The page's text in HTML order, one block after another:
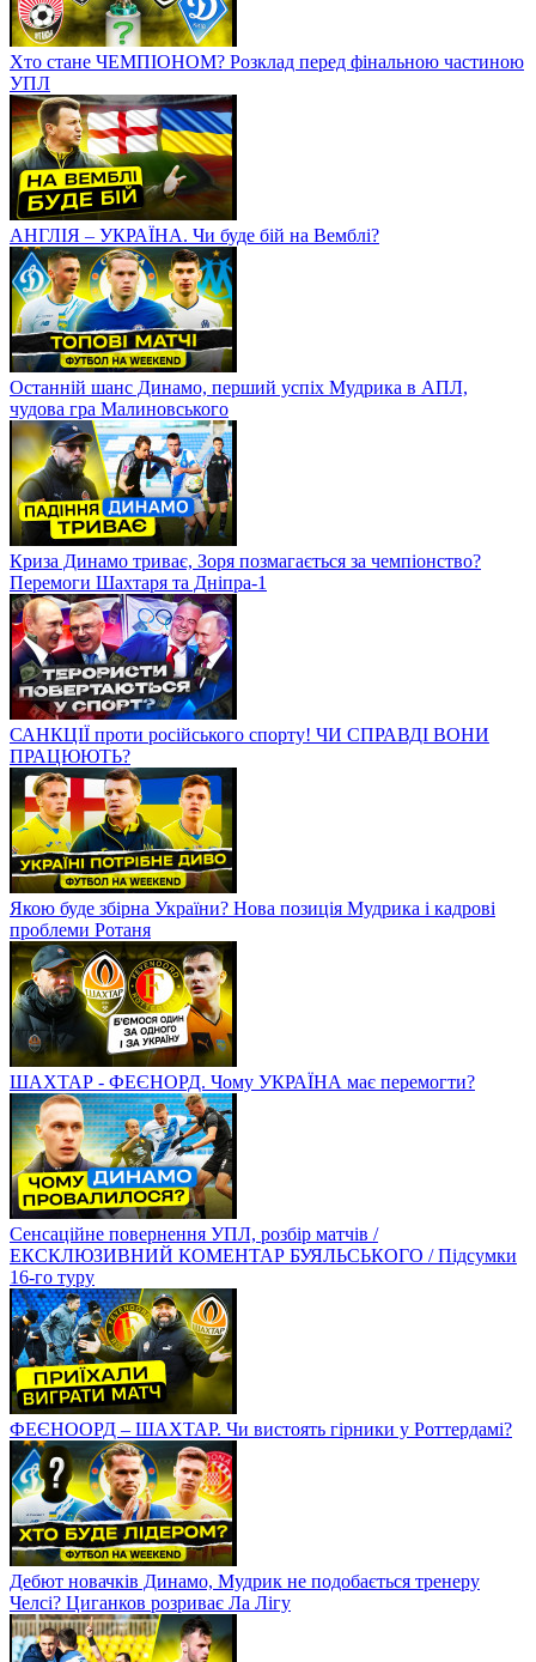
Хто стане ЧЕМПІОНОМ? Розклад перед фінальною частиною
УПЛ
АНГЛІЯ – УКРАЇНА. Чи буде бій на Вемблі?
Останній шанс Динамо, перший успіх Мудрика в АПЛ,
чудова гра Малиновського
Криза Динамо триває, Зоря позмагається за чемпіонство?
Перемоги Шахтаря та Дніпра-1
САНКЦІЇ проти російського спорту! ЧИ СПРАВДІ ВОНИ
ПРАЦЮЮТЬ?
Якою буде збірна України? Нова позиція Мудрика і кадрові
проблеми Ротаня
ШАХТАР - ФЕЄНОРД. Чому УКРАЇНА має перемогти?
Сенсаційне повернення УПЛ, розбір матчів /
ЕКСКЛЮЗИВНИЙ КОМЕНТАР БУЯЛЬСЬКОГО / Підсумки
16-го туру
ФЕЄНООРД – ШАХТАР. Чи вистоять гірники у Роттердамі?
Дебют новачків Динамо, Мудрик не подобається тренеру
Челсі? Циганков розриває Ла Лігу